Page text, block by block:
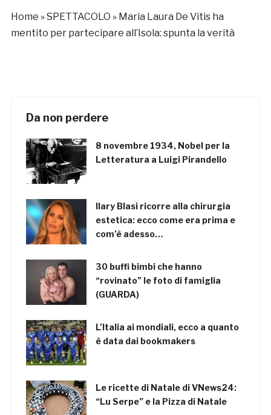
Home »SPETTACOLO » Maria Laura De Vitis ha
mentito per partecipare all’Isola: spunta la verità
Da non perdere
8 novembre 1934, Nobel per la
Letteratura a Luigi Pirandello
Ilary Blasi ricorre alla chirurgia
estetica: ecco come era prima e
com’è adesso…
30 buffi bimbi che hanno
“rovinato” le foto di famiglia
(GUARDA)
L’Italia ai mondiali, ecco a quanto
è data dai bookmakers
Le ricette di Natale di VNews24:
“Lu Serpe” e la Pizza di Natale